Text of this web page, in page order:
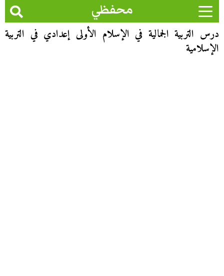
محفظي
درس التربية الجمالية في الإسلام الأولى إعدادي في التربية
الإسلامية